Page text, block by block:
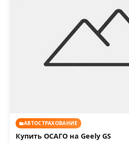
АВТОСТРАХОВАНИЕ
Купить ОСАГО на Geely GS